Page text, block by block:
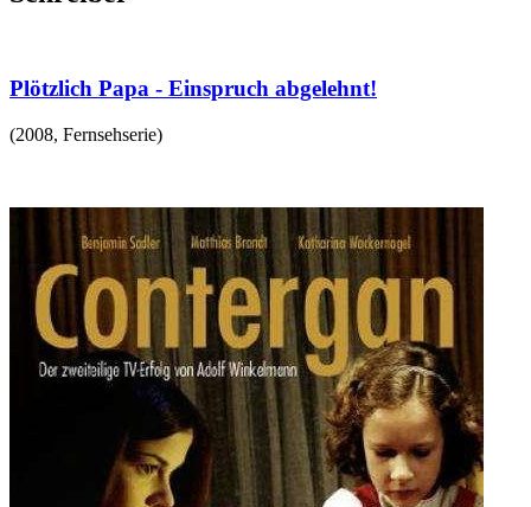
Plötzlich Papa - Einspruch abgelehnt!
(2008, Fernsehserie)